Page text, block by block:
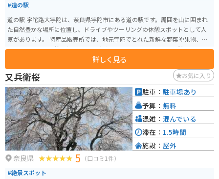
#道の駅
道の駅 宇陀路大宇陀は、奈良県宇陀市にある道の駅です。周囲を山に囲まれ
た自然豊かな場所に位置し、ドライブやツーリングの休憩スポットとして人
気があります。 特産品販売所では、地元宇陀でとれた新鮮な野菜や果物、特
産品である「宇陀松山優良茶」などが販売されています。また、併設のレス
トランでは、地元食材を使った郷土料理や、名物の「大和うど」などを味わ
うことができます。 バイクで訪れる場合、道の駅には広々とした駐車場が完
備されているので安心です。周辺には、室町時代から続く歴史的な街並みが
残る「宇陀松山地区」や、日本最古の神社の一つとされる「榛原石神社」、
美しい棚田の風景が広がる「仏隆寺」など、観光スポットも点在しています。
道の駅 宇陀路大宇陀を拠点に、奈良県の自然と歴史を感じながら、ツーリン
グを楽しんでみてはいかがでしょうか。
詳しく見る
又兵衛桜 お気に入り
奈良県 5 （口コミ1件）
#絶景スポット
駐車： 駐車場あり
予算： 無料
混雑： 混んでいる
滞在： 1.5時間
施設： 屋外